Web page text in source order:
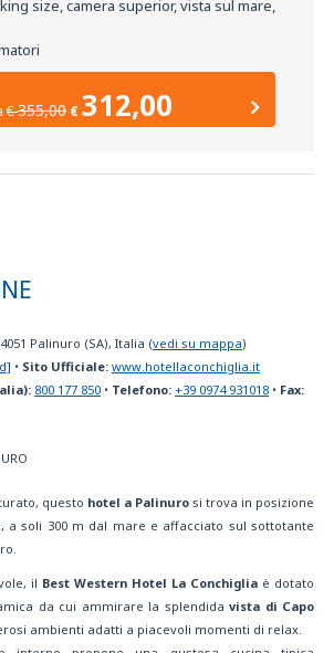
size, camera superior, vista sul mare,
€355,00 €312,00
Palinuro (SA), Italia (vedi su mappa)
• Sito Ufficiale: www.hotellaconchiglia.it
800 177 850 • Telefono: +39 0974 931018 • Fax:
questo hotel a Palinuro si trova in posizione
a soli 300 m dal mare e affacciato sul sottotante
il Best Western Hotel La Conchiglia è dotato
da cui ammirare la splendidavista di Capo
ambienti adatti a piacevoli momenti di relax.